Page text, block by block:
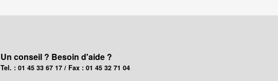
Un conseil ? Besoin d'aide ?
Tel. : 01 45 33 67 17 / Fax : 01 45 32 71 04